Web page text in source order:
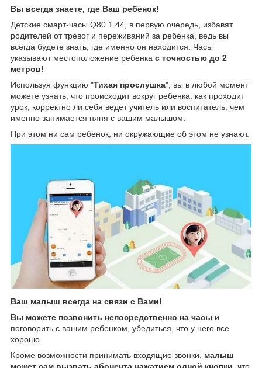
Вы всегда знаете, где Ваш ребенок!
Детские смарт-часы Q80 1.44, в первую очередь, избавят
родителей от тревог и переживаний за ребенка, ведь вы
всегда будете знать, где именно он находится. Часы
указывают местоположение ребенка с точностью до 2
метров!
Используя функцию "Тихая прослушка", вы в любой момент
можете узнать, что происходит вокруг ребенка: как проходит
урок, корректно ли себя ведет учитель или воспитатель, чем
именно занимается няня с вашим малышом.
При этом ни сам ребенок, ни окружающие об этом не узнают.
Ваш малыш всегда на связи с Вами!
Вы можете позвонить непосредственно на часы и
поговорить с вашим ребенком, убедиться, что у него все
хорошо.
Кроме возможности принимать входящие звонки, малыш